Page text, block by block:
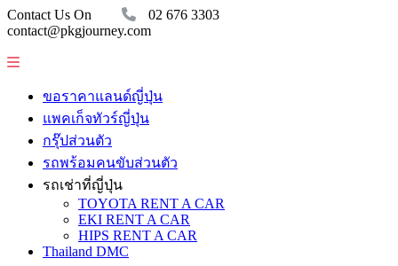
Contact Us On
02 676 3303
contact@pkgjourney.com
ขอราคาแลนด์ญี่ปุ่น
แพคเก็จทัวร์ญี่ปุ่น
กรุ๊ปส่วนตัว
รถพร้อมคนขับส่วนตัว
รถเช่าที่ญี่ปุ่น
TOYOTA RENT A CAR
EKI RENT A CAR
HIPS RENT A CAR
Thailand DMC